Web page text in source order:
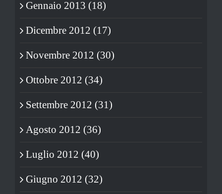
Gennaio 2013 (18)
Dicembre 2012 (17)
Novembre 2012 (30)
Ottobre 2012 (34)
Settembre 2012 (31)
Agosto 2012 (36)
Luglio 2012 (40)
Giugno 2012 (32)